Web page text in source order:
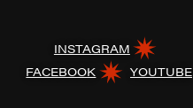
INSTAGRAM
FACEBOOK
YOUTUBE